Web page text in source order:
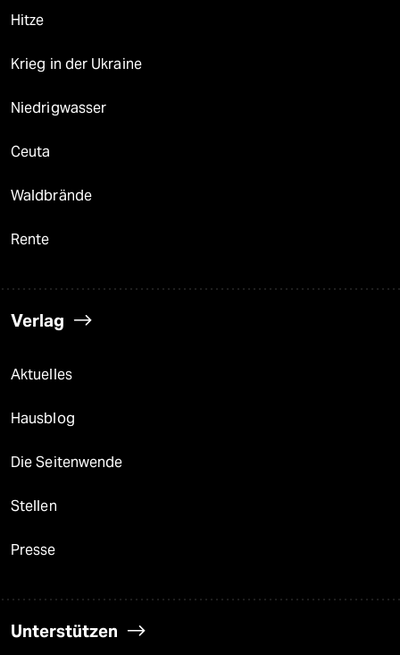
Hitze
Krieg in der Ukraine
Niedrigwasser
Ceuta
Waldbrände
Rente
Verlag
Aktuelles
Hausblog
Die Seitenwende
Stellen
Presse
Unterstützen